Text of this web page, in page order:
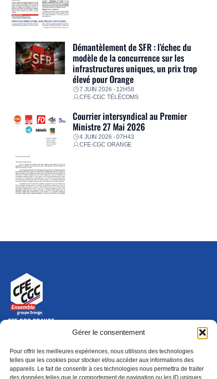
Gérer le consentement
Pour offrir les meilleures expériences, nous utilisons des technologies
telles que les cookies pour stocker et/ou accéder aux informations des
appareils. Le fait de consentir à ces technologies nous permettra de traiter
des données telles que le comportement de navigation ou les ID uniques
Démantèlement de SFR : l’échec du
modèle de la concurrence sur les
infrastructures uniques, un prix trop
élevé pour Orange
7 JUIN 2026 - 12H58
CFE-CGC TÉLÉCOMS
Courrier intersyndical au Premier
Ministre 27 Mai 2026
4 JUIN 2026 - 07H43
CFE-CGC ORANGE
CFE-CGC ORANGE
10-12 rue Saint Amand, 75015 Paris Cedex 15
Nous contacter
01 46 79 28 74
S'ABONNER ADHÉRER